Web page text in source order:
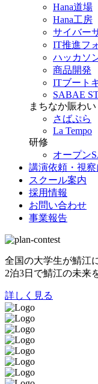
Hana道場
Hana工房
サイバー
IT推進フ
ハッカソ
商品開発
ITブート
SABAE
まちなか賑わい
さばぷら
La Tempo
研修
オープン
講演依頼・視察
スクール案内
採用情報
お問い合わせ
事業報告
全国の大学生が鯖江
2泊3日で鯖江の未来
詳しく見る